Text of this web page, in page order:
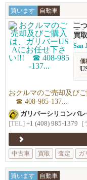
買います 自動車
二
②御
買
San
価
おクルマのご売却及び
☎ 408-985-137...
ガリバーシリコンバ
[TEL] +1 (408) 985-1379 [
中古車
買取 査定 ガ
買います 自動車